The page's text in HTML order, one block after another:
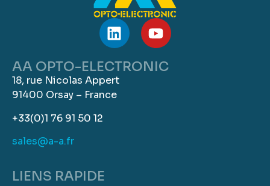
AA OPTO-ELECTRONIC
18, rue Nicolas Appert
91400 Orsay – France
+33(0)1 76 91 50 12
sales@a-a.fr
LIENS RAPIDE